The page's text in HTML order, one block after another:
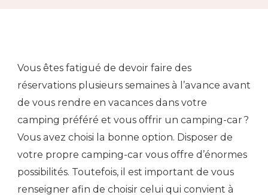
Vous êtes fatigué de devoir faire des
réservations plusieurs semaines à l’avance avant
de vous rendre en vacances dans votre
camping préféré et vous offrir un camping-car ?
Vous avez choisi la bonne option. Disposer de
votre propre camping-car vous offre d’énormes
possibilités. Toutefois, il est important de vous
renseigner afin de choisir celui qui convient à